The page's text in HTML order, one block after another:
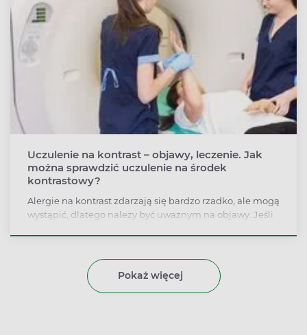
Uczulenie na kontrast – objawy, leczenie. Jak
można sprawdzić uczulenie na środek
kontrastowy?
Alergie na kontrast zdarzają się bardzo rzadko, ale mogą
wystąpić, dlatego należy być uważnym na objawy. Jeśli
podaniu środka kontrastowego.
Pokaż więcej